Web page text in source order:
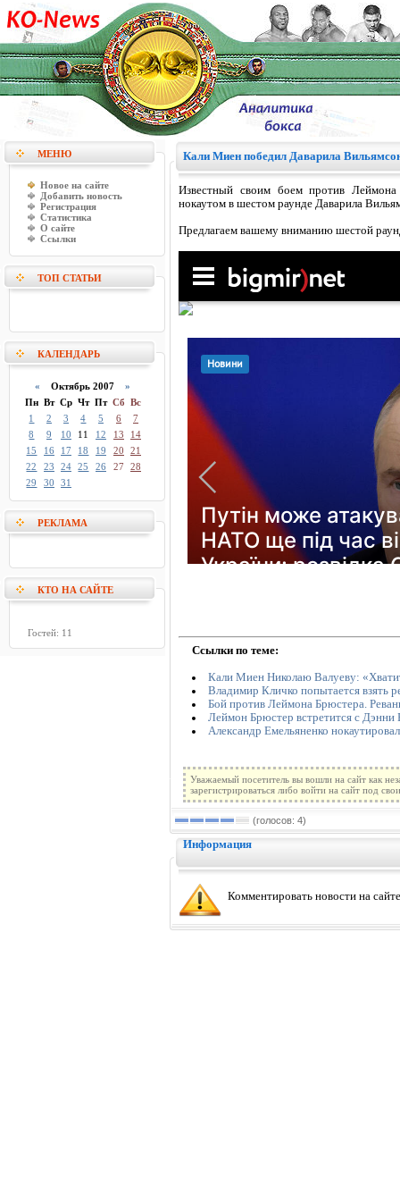
МЕНЮ
Новое на сайте
Добавить новость
Регистрация
Статистика
О сайте
Ссылки
ТОП СТАТЬИ
КАЛЕНДАРЬ
« Октябрь 2007»
Пн Вт Ср Чт Пт Сб Вс
1
2 3 4 5 6
7
8
9 10 11 12 13
14
15
16 17 18 19 20
21
22
23 24 25 26 27
28
29
30 31
РЕКЛАМА
КТО НА САЙТЕ
Гостей: 11
Кали Миен победил Даварила
Известный своим боем против Леймона
нокаутом в шестом раунде Даварила
Предлагаем вашему вниманию шестой
Ссылки по теме:
Кали Миен Николаю Валуеву:
Владимир Кличко попытается взять
Бой против Леймона Брюстера.
Леймон Брюстер встретится с Дэнни
Александр Емельяненко
Уважаемый посетитель вы вошли на сайт как
зарегистрироваться либо войти на сайт под
(голосов: 4)
Информация
Комментировать новости на